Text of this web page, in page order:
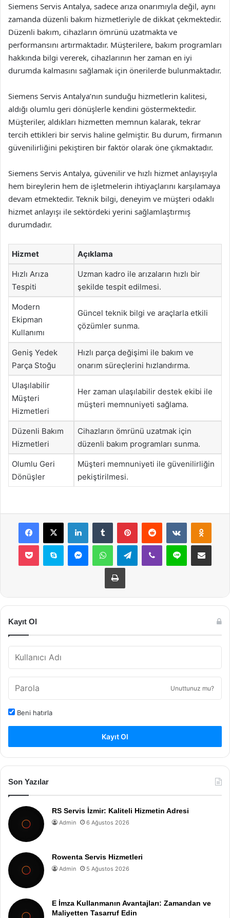
Siemens Servis Antalya, sadece arıza onarımıyla değil, aynı
zamanda düzenli bakım hizmetleriyle de dikkat çekmektedir.
Düzenli bakım, cihazların ömrünü uzatmakta ve
performansını artırmaktadır. Müşterilere, bakım programları
hakkında bilgi vererek, cihazlarının her zaman en iyi
durumda kalmasını sağlamak için önerilerde bulunmaktadır.
Siemens Servis Antalya’nın sunduğu hizmetlerin kalitesi,
aldığı olumlu geri dönüşlerle kendini göstermektedir.
Müşteriler, aldıkları hizmetten memnun kalarak, tekrar
tercih ettikleri bir servis haline gelmiştir. Bu durum, firmanın
güvenilirliğini pekiştiren bir faktör olarak öne çıkmaktadır.
Siemens Servis Antalya, güvenilir ve hızlı hizmet anlayışıyla
hem bireylerin hem de işletmelerin ihtiyaçlarını karşılamaya
devam etmektedir. Teknik bilgi, deneyim ve müşteri odaklı
hizmet anlayışı ile sektördeki yerini sağlamlaştırmış
durumdadır.
Hizmet Açıklama
Hızlı Arıza
Tespiti
Uzman kadro ile arızaların hızlı bir
şekilde tespit edilmesi.
Modern
Ekipman
Kullanımı
Güncel teknik bilgi ve araçlarla etkili
çözümler sunma.
Geniş Yedek
Parça Stoğu
Hızlı parça değişimi ile bakım ve
onarım süreçlerini hızlandırma.
Ulaşılabilir
Müşteri
Hizmetleri
Her zaman ulaşılabilir destek ekibi ile
müşteri memnuniyeti sağlama.
Düzenli Bakım
Hizmetleri
Cihazların ömrünü uzatmak için
düzenli bakım programları sunma.
Olumlu Geri
Dönüşler
Müşteri memnuniyeti ile güvenilirliğin
pekiştirilmesi.
Facebook
X LinkedInTumblr PinterestReddit VKontakte
Pocket Skype MessengerWhatsAppTelegramViber Line E-Posta ile
Yazdır
Kayıt Ol
Unuttunuz mu?
Beni hatırla
Kayıt Ol
Son Yazılar
RS Servis İzmir: Kaliteli Hizmetin Adresi
Admin 6 Ağustos 2026
Rowenta Servis Hizmetleri
Admin 5 Ağustos 2026
E İmza Kullanmanın Avantajları: Zamandan ve
Maliyetten Tasarruf Edin